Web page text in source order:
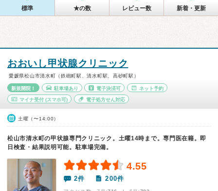
標準 ★の数 レビュー数 新着・更新
おおいし甲状腺クリニック
愛媛県松山市清水町（鉄砲町駅、清水町駅、高砂町駅）
新規開院！ 駐車場あり 電子決済可 ネット予約
マイナ受付 (スマホ可) 電子処方せん対応
土曜（〜14:00）
松山市清水町の甲状腺専門クリニック。土曜14時まで。専門医在籍。即
日検査・結果説明可能。駐車場完備。
4.55
2件 200件